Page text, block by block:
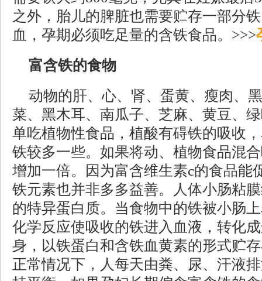
之外，胎儿的脾脏也需要贮存一部分
血，孕期必须吃足量的含铁食品。>>>
富含铁的食物
动物的肝、心、肾、蛋黄、瘦肉、
菜、黑木耳、南瓜子、芝麻、黄豆、
单吃植物性食品，植酸有碍铁的吸收
铁较多一些。如果将动、植物食品混
增加一倍。因为富含维生素c的食品能
铁元素也并非多多益善。人体小肠粘
的特异蛋白质。当食物中的铁被小肠
化学反应使吸收的铁进入血液，转化
身，以铁蛋白和含铁血黄素的形式贮
正常情况下，人每天由粪、尿、汗液